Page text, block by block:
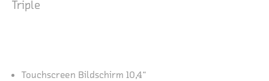
Triple
Touchscreen Bildschirm 10,4“